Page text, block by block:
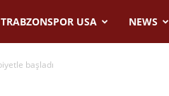
TRABZONSPOR USA NEWS
başladı